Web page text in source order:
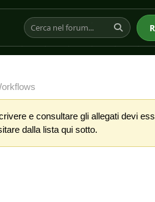
e consultare gli allegati devi
dalla lista qui sotto.